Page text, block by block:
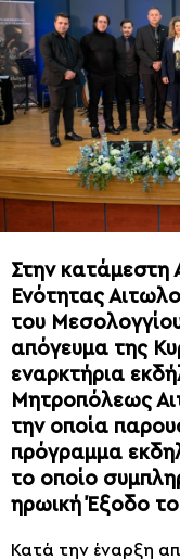
Στην κατάμεστη
Ενότητας
του
απόγευμα της
εναρκτήρια
Μητροπόλεως
την οποία
πρόγραμμα
το οποίο
ηρωική Έξοδο
Κατά την έναρξη